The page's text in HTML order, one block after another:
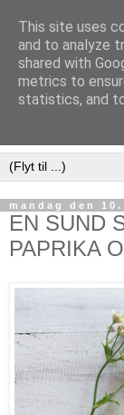
mandag den
EN SUND
PAPRIKA
This site uses
and to analyze
shared with
metrics to
statistics, and